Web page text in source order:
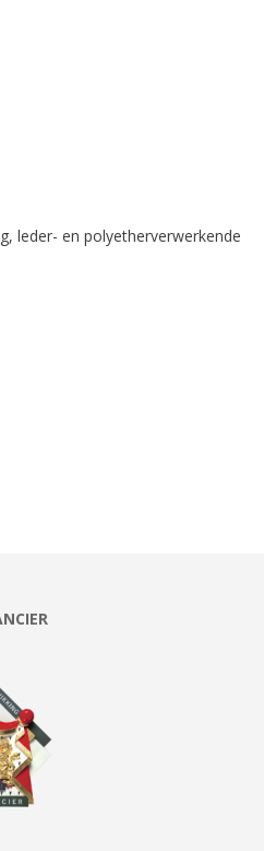
leder- en polyetherverwerkende